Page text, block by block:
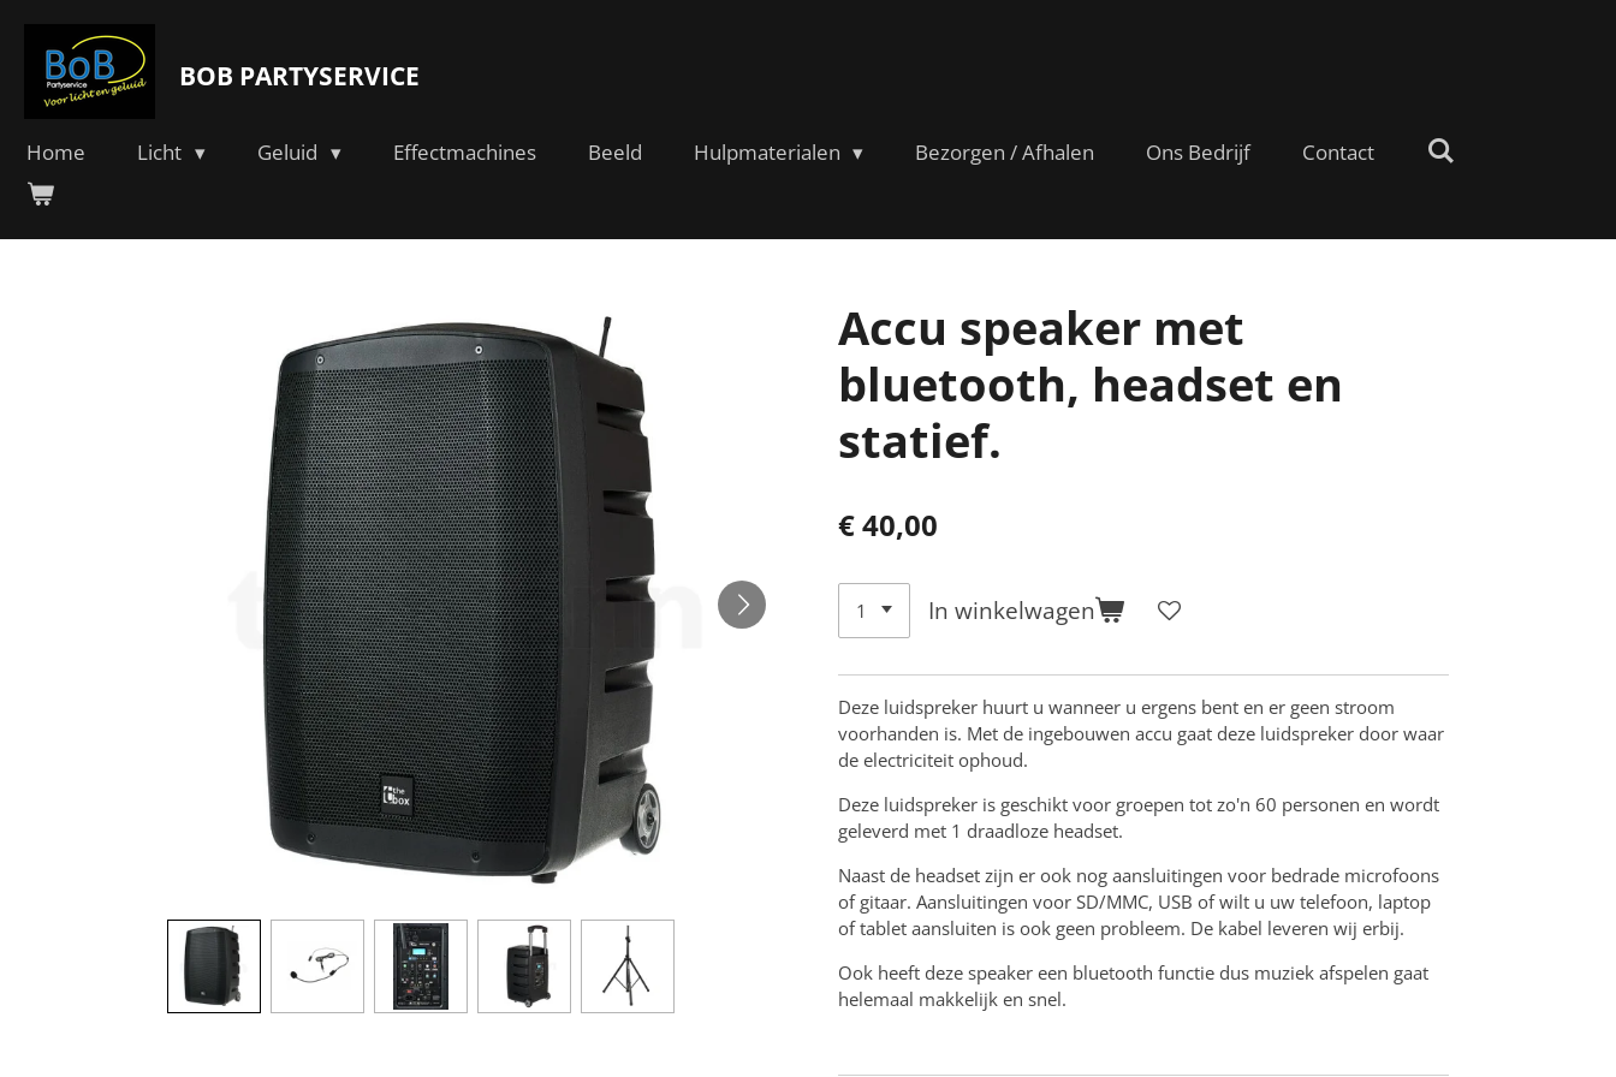
direct
naar
BOB PARTYSERVICE
Home Licht Geluid Effectmachines Beeld Hulpmaterialen Bezorgen / Afhalen Ons Bedrijf Contact
Accu speaker met
bluetooth, headset en
statief.
€ 40,00
In winkelwagen
Deze luidspreker huurt u wanneer u ergens bent en er geen stroom
voorhanden is. Met de ingebouwen accu gaat deze luidspreker door waar
de electriciteit ophoud.
Deze luidspreker is geschikt voor groepen tot zo'n 60 personen en wordt
geleverd met 1 draadloze headset.
Naast de headset zijn er ook nog aansluitingen voor bedrade microfoons
of gitaar. Aansluitingen voor SD/MMC, USB of wilt u uw telefoon, laptop
of tablet aansluiten is ook geen probleem. De kabel leveren wij erbij.
Ook heeft deze speaker een bluetooth functie dus muziek afspelen gaat
helemaal makkelijk en snel.